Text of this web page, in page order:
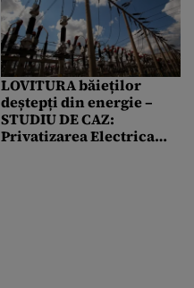
LOVITURA băieților
deștepți din energie –
STUDIU DE CAZ:
Privatizarea Electrica